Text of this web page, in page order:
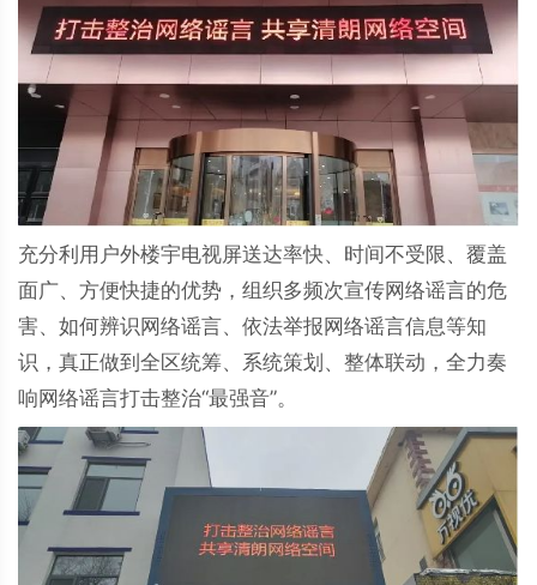
充分利用户外楼宇电视屏送达率快、时间不受限、覆盖
面广、方便快捷的优势，组织多频次宣传网络谣言的危
害、如何辨识网络谣言、依法举报网络谣言信息等知
识，真正做到全区统筹、系统策划、整体联动，全力奏
响网络谣言打击整治“最强音”。